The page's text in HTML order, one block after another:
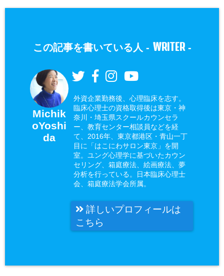
この記事を書いている人 - WRITER-
Michik
oYoshi
da
外資企業勤務後、心理臨床を志す。
臨床心理士の資格取得後は東京・神
奈川・埼玉県スクールカウンセラ
ー、教育センター相談員などを経
て、2016年、東京都港区・青山一丁
目に「はこにわサロン東京」を開
室。ユング心理学に基づいたカウン
セリング、箱庭療法、絵画療法、夢
分析を行っている。日本臨床心理士
会、箱庭療法学会所属。
詳しいプロフィールは
こちら